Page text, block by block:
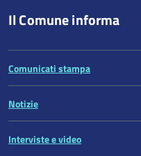
Il Comune informa
Comunicati stampa
Notizie
Interviste e video